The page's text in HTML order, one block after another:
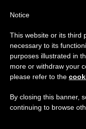
Dimesso
nunzio nella
Domenicana
Notice
This website or its third
necessary to its
purposes illustrated in
more or withdraw your
please refer to the
By closing this banner,
continuing to browse